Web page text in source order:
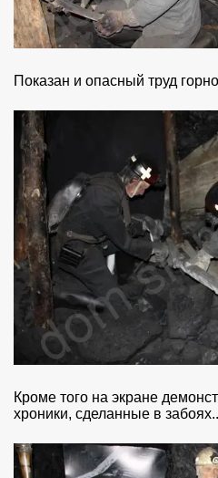
Показан и опасный труд
Кроме того на экране
хроники, сделанные в забоях..